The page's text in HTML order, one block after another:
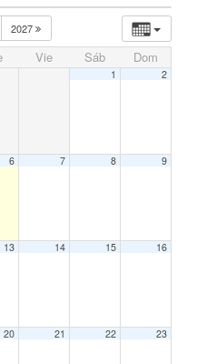
2027
Vie Sáb Dom
1 2
6 7 8 9
13 14 15 16
20 21 22 23